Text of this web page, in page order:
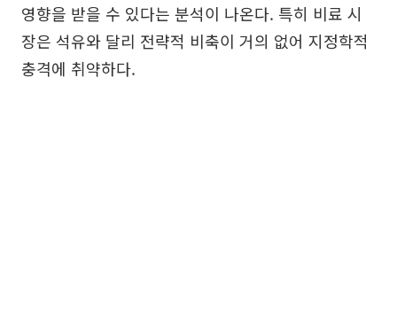
영향을 받을 수 있다는 분석이 나온다. 특히 비료 시
장은 석유와 달리 전략적 비축이 거의 없어 지정학적
충격에 취약하다.